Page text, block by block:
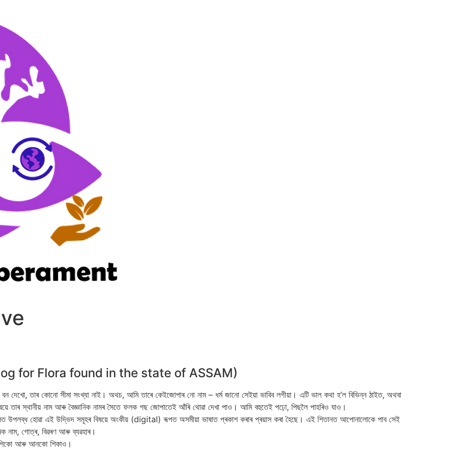
for Flora found in the state of ASSAM)
বন দেখো, তাৰ কোনো সীমা সংখ্যা নাই। অথচ, আমি তাৰে কেইজোপাৰ নো নাম – ধৰ্ম জানো সেইয়া ভাবিব লগীয়া। এটি ভাল কথা হ’ল বিভিন্ন ঠাইত, অথবা
তাৰ স্থানীয় নাম আৰু বৈজ্ঞানিক নামৰ সৈতে ফলক গছ জোপাতেই আঁৰি থোৱা দেখা পাও। আমি বহুতেই পঢ়ো, পিছলৈ পাহৰিও যাও।
হোৱা এই উদ্ভিদ সমূহৰ বিষয়ে অংকীয় (digital) ৰূপত অসমীয়া ভাষাত প্ৰকাশ কৰাৰ প্ৰয়াস কৰা হৈছে। এই শিতানত আপোনালোকে পাব সেই
নাম, গোত্ৰ, বিৱৰণ আৰু ব্যৱহাৰ।
আৰু আনকো শিকাও।